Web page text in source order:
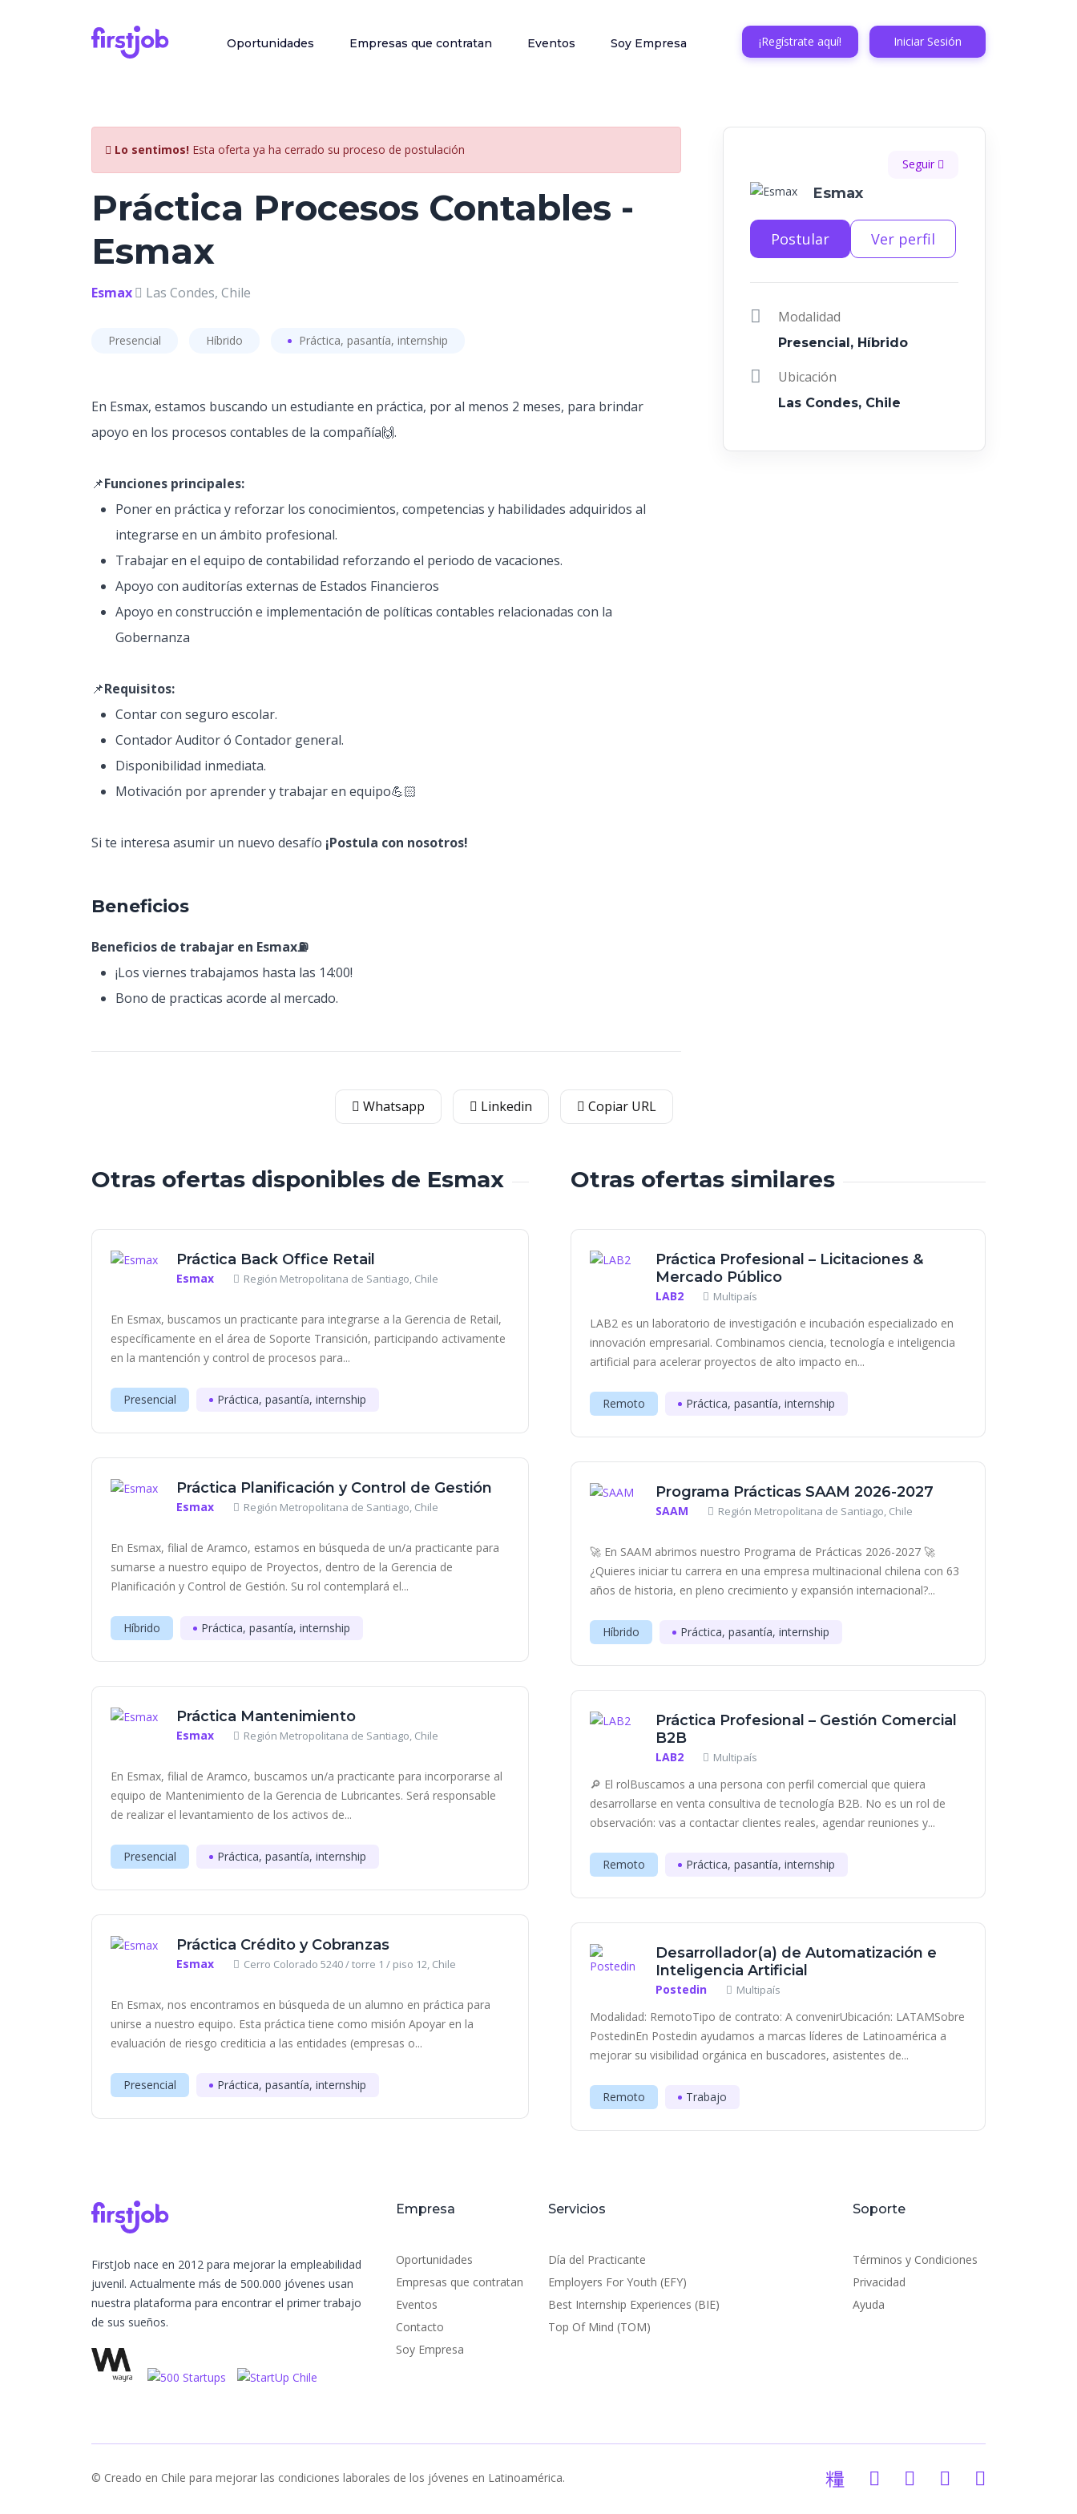
Oportunidades Empresas que contratan Eventos Soy Empresa ¡Regístrate aquí! Iniciar Sesión
Lo sentimos! Esta oferta ya ha cerrado su proceso de postulación
Práctica Procesos Contables -
Esmax
Esmax Las Condes, Chile
Presencial Híbrido Práctica, pasantía, internship
En Esmax, estamos buscando un estudiante en práctica, por al menos 2 meses, para brindar
apoyo en los procesos contables de la compañía🙌.
📌Funciones principales:
Poner en práctica y reforzar los conocimientos, competencias y habilidades adquiridos al
integrarse en un ámbito profesional.
Trabajar en el equipo de contabilidad reforzando el periodo de vacaciones.
Apoyo con auditorías externas de Estados Financieros
Apoyo en construcción e implementación de políticas contables relacionadas con la
Gobernanza
📌Requisitos:
Contar con seguro escolar.
Contador Auditor ó Contador general.
Disponibilidad inmediata.
Motivación por aprender y trabajar en equipo💪🏻
Si te interesa asumir un nuevo desafío ¡Postula con nosotros!
Beneficios
Beneficios de trabajar en Esmax⛽
¡Los viernes trabajamos hasta las 14:00!
Bono de practicas acorde al mercado.
Whatsapp Linkedin Copiar URL
Seguir
Esmax
Postular Ver perfil
Modalidad
Presencial, Híbrido
Ubicación
Las Condes, Chile
Otras ofertas disponibles de Esmax
Práctica Back Office Retail
Esmax Región Metropolitana de Santiago, Chile
En Esmax, buscamos un practicante para integrarse a la Gerencia de Retail,
específicamente en el área de Soporte Transición, participando activamente
en la mantención y control de procesos para...
Presencial Práctica, pasantía, internship
Práctica Planificación y Control de Gestión
Esmax Región Metropolitana de Santiago, Chile
En Esmax, filial de Aramco, estamos en búsqueda de un/a practicante para
sumarse a nuestro equipo de Proyectos, dentro de la Gerencia de
Planificación y Control de Gestión. Su rol contemplará el...
Híbrido Práctica, pasantía, internship
Práctica Mantenimiento
Esmax Región Metropolitana de Santiago, Chile
En Esmax, filial de Aramco, buscamos un/a practicante para incorporarse al
equipo de Mantenimiento de la Gerencia de Lubricantes. Será responsable
de realizar el levantamiento de los activos de...
Presencial Práctica, pasantía, internship
Práctica Crédito y Cobranzas
Esmax Cerro Colorado 5240 / torre 1 / piso 12, Chile
En Esmax, nos encontramos en búsqueda de un alumno en práctica para
unirse a nuestro equipo. Esta práctica tiene como misión Apoyar en la
evaluación de riesgo crediticia a las entidades (empresas o...
Presencial Práctica, pasantía, internship
Otras ofertas similares
Práctica Profesional – Licitaciones &
Mercado Público
LAB2 Multipaís
LAB2 es un laboratorio de investigación e incubación especializado en
innovación empresarial. Combinamos ciencia, tecnología e inteligencia
artificial para acelerar proyectos de alto impacto en...
Remoto Práctica, pasantía, internship
Programa Prácticas SAAM 2026-2027
SAAM Región Metropolitana de Santiago, Chile
🚀 En SAAM abrimos nuestro Programa de Prácticas 2026-2027 🚀
¿Quieres iniciar tu carrera en una empresa multinacional chilena con 63
años de historia, en pleno crecimiento y expansión internacional?...
Híbrido Práctica, pasantía, internship
Práctica Profesional – Gestión Comercial
B2B
LAB2 Multipaís
🔎 El rolBuscamos a una persona con perfil comercial que quiera
desarrollarse en venta consultiva de tecnología B2B. No es un rol de
observación: vas a contactar clientes reales, agendar reuniones y...
Remoto Práctica, pasantía, internship
Desarrollador(a) de Automatización e
Inteligencia Artificial
Postedin Multipaís
Modalidad: RemotoTipo de contrato: A convenirUbicación: LATAMSobre
PostedinEn Postedin ayudamos a marcas líderes de Latinoamérica a
mejorar su visibilidad orgánica en buscadores, asistentes de...
Remoto Trabajo
FirstJob nace en 2012 para mejorar la empleabilidad
juvenil. Actualmente más de 500.000 jóvenes usan
nuestra plataforma para encontrar el primer trabajo
de sus sueños.
Empresa
Oportunidades
Empresas que contratan
Eventos
Contacto
Soy Empresa
Servicios
Día del Practicante
Employers For Youth (EFY)
Best Internship Experiences (BIE)
Top Of Mind (TOM)
Soporte
Términos y Condiciones
Privacidad
Ayuda
© Creado en Chile para mejorar las condiciones laborales de los jóvenes en Latinoamérica.